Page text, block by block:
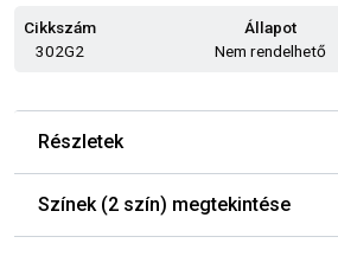
Cikkszám
302G2
Állapot
Nem rendelhető
Részletek
Színek (2 szín) megtekintése